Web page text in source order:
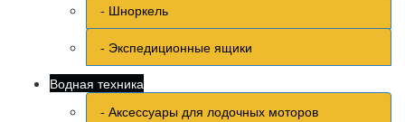
- Шноркель
- Экспедиционные ящики
Водная техника
- Аксессуары для лодочных моторов